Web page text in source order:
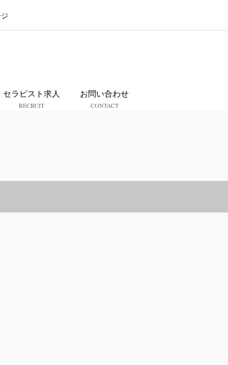
セラピスト求人
RECRUIT
お問い合わせ
CONTACT